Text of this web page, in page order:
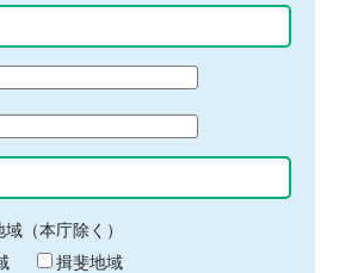
（本庁除く）
揖斐地域